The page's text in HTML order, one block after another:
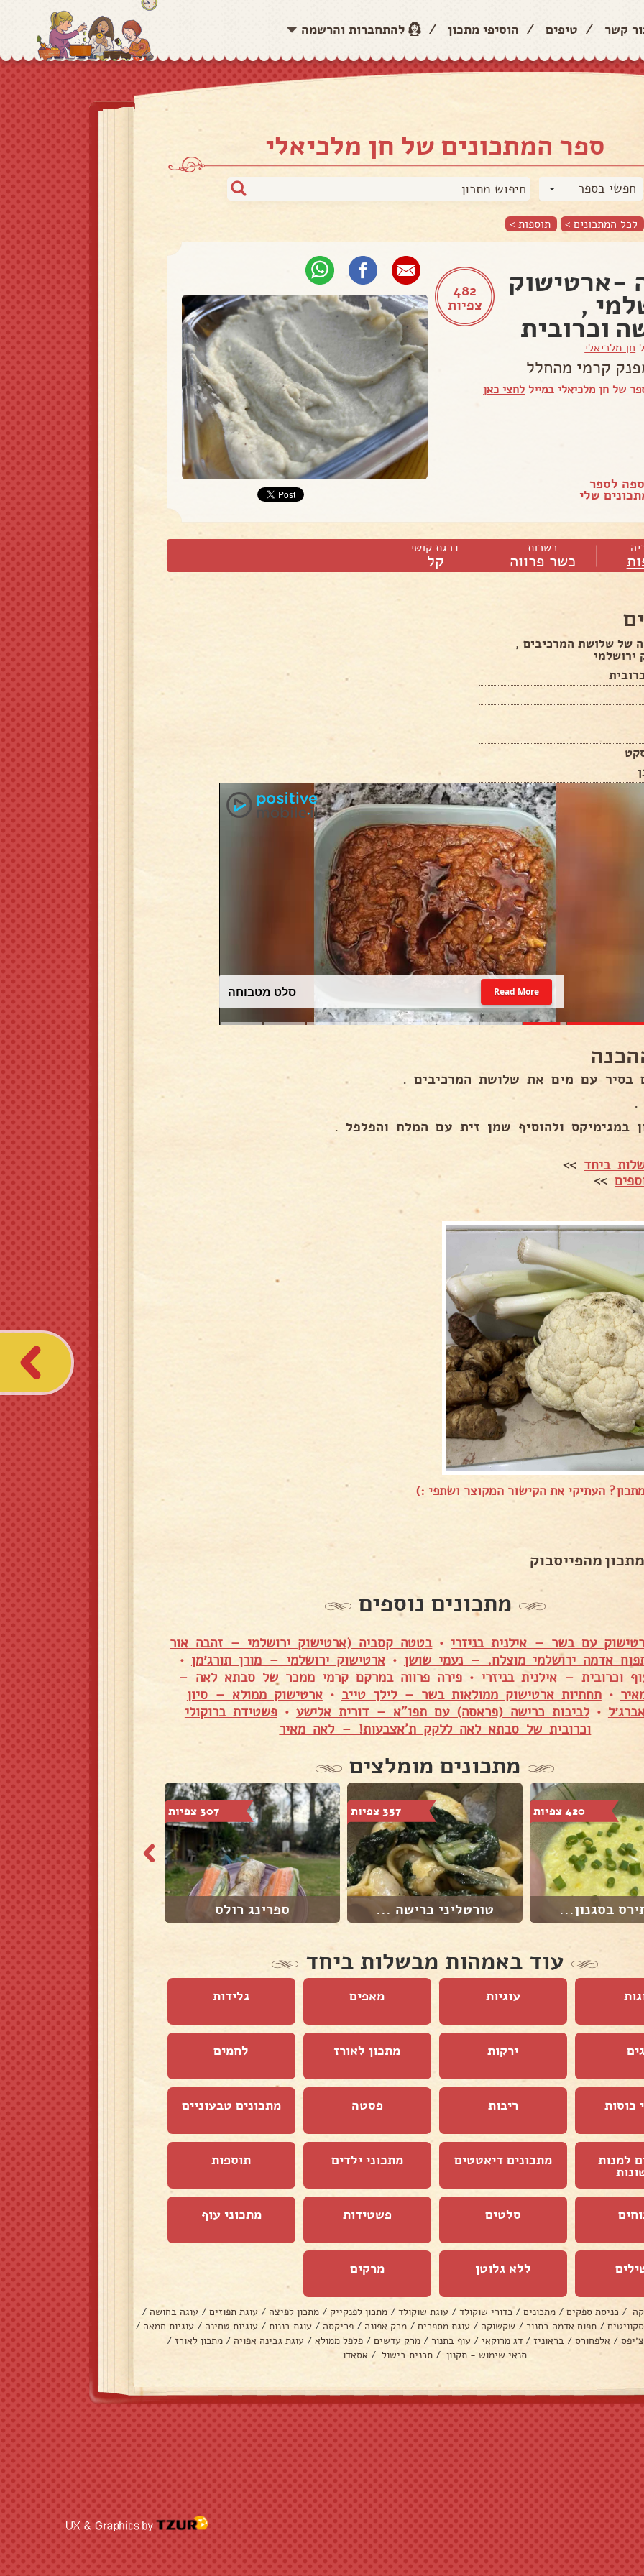
קשר / טיפים / הוסיפי מתכון / להתחברות והרשמה
ספר המתכונים של חן מלכיאלי
חפשי בספר
לכל המתכונים > תוספות >
482
צפיות
-ארטישוק
,
וכרובית
חן מלכיאלי
קרמי מהחלל
של חן מלכיאלי במייל לחצי כאן
לספר
שלי
כשרות
כשר פרווה
דרגת קושי
קל
של שלושת המרכיבים ,
ירושלמי
עוגת שוקולד Read More
בסיר עם מים את שלושת המרכיבים .
.
במגימיקס ולהוסיף שמן זית עם המלח והפלפל .
ביחד >>
>>
העתיקי את הקישור המקוצר ושתפי :)
מהפייסבוק
מתכונים נוספים
עם בשר – אילנית בניזרי •בטטה קסביה (ארטישוק ירושלמי – זהבה אור
אדמה ירושלמי מוצלח. – נעמי שושן •ארטישוק ירושלמי – מורן תורג׳מן •
וכרובית – אילנית בניזרי •פירה פרווה במרקם קרמי ממכר של סבתא לאה –
•תחתיות ארטישוק ממולאות בשר – לילך טייב •ארטישוק ממולא – סיון
•לביבות כרישה (פראסה) עם תפו"א – דורית אלישע •פשטידת ברוקולי
וכרובית של סבתא לאה ללקק ת'אצבעות! – לאה מאיר
מתכונים מומלצים
420 צפיות
בסגנון...
357 צפיות
טורטליני כרישה ...
307 צפיות
ספרינג רולס
עוד באמהות מבשלות ביחד
עוגיות מאפים גלידות
ירקות מתכון לאורז לחמים
כוסות ריבות פסטה מתכונים טבעוניים
למנות מתכונים דיאטטים מתכוני ילדים תוספות
סלטים פשטידות מתכוני עוף
ללא גלוטן מרקים
/ כניסת ספקים / מתכונים / כדורי שוקולד / עוגת שוקולד / מתכון לפנקייק / מתכון לפיצה / עוגת תפוזים / עוגה בחושה /
/ תפוח אדמה בתנור / שקשוקה / עוגת מספרים / מרק אפונה / פריקסה / עוגת בננות / עוגיות טחינה / עוגיות חמאה /
/ אלפחורס / בראוניז / דג מרוקאי / עוף בתנור / מרק עדשים / פלפל ממולא / עוגת גבינה אפויה / מתכון לאורז /
תנאי שימוש - תקנון / תכנית בישול / אסאדו